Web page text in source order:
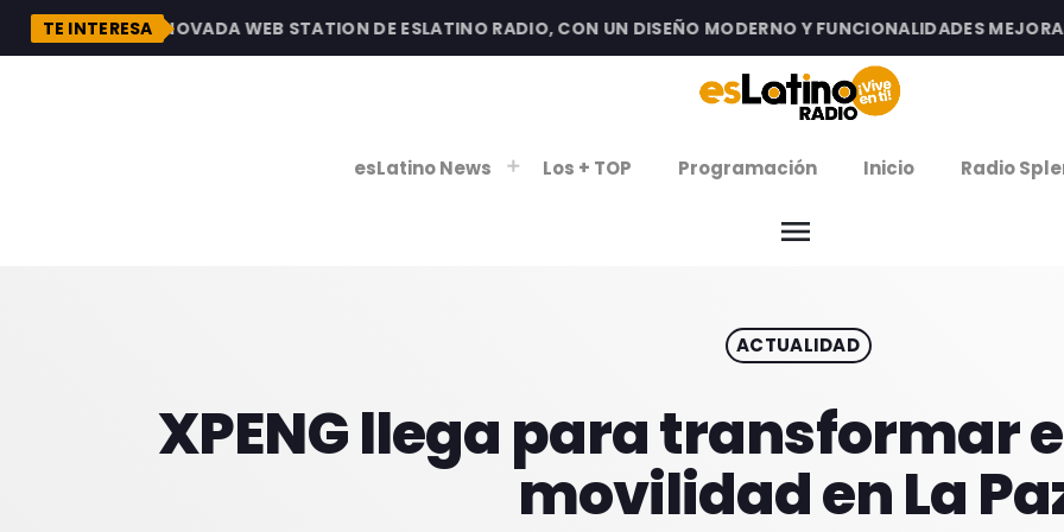
TE INTERESA
LA RENOVADA WEB STATION DE ESLATINO RADIO, CON UN DISEÑO MODERNO Y FUNCIONALIDADES
esLatino News Los + TOP Programación Inicio Radio
menu
ACTUALIDAD
XPENG llega para transformar
movilidad en La